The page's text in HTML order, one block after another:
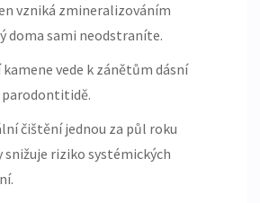
vzniká zmineralizováním
doma sami neodstraníte.
vede k zánětům dásní
parodontitidě.
čištění jednou za půl roku
riziko systémických